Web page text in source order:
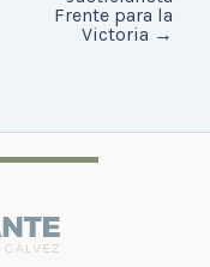
Frente para la
Victoria →